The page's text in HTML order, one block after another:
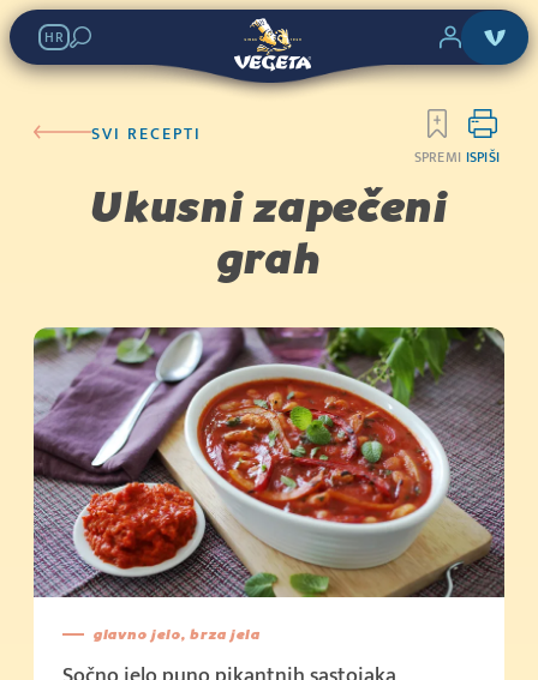
HR
SVI RECEPTI
SPREMI ISPIŠI
Ukusni zapečeni
grah
glavno jelo, brza jela